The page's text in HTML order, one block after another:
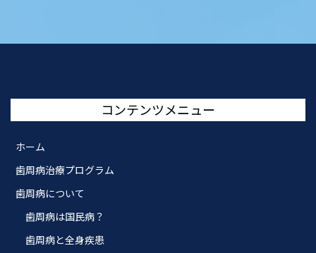
コンテンツメニュー
ホーム
歯周病治療プログラム
歯周病について
歯周病は国民病？
歯周病と全身疾患